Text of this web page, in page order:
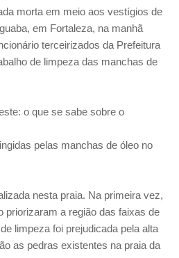
morta em meio aos vestígios de
em Fortaleza, na manhã
terceirizados da Prefeitura
de limpeza das manchas de
o que se sabe sobre o
pelas manchas de óleo no
nesta praia. Na primeira vez,
priorizaram a região das faixas de
limpeza foi prejudicada pela alta
as pedras existentes na praia da